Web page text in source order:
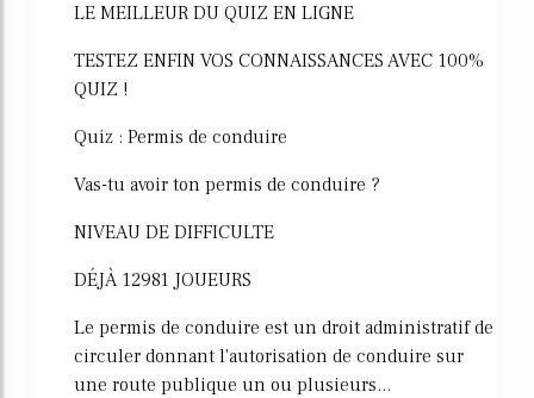
LE MEILLEUR DU QUIZ EN LIGNE
TESTEZ ENFIN VOS CONNAISSANCES AVEC 100%
QUIZ !
Quiz : Permis de conduire
Vas-tu avoir ton permis de conduire ?
NIVEAU DE DIFFICULTE
DÉJÀ 12981 JOUEURS
Le permis de conduire est un droit administratif de
circuler donnant l'autorisation de conduire sur
une route publique un ou plusieurs...